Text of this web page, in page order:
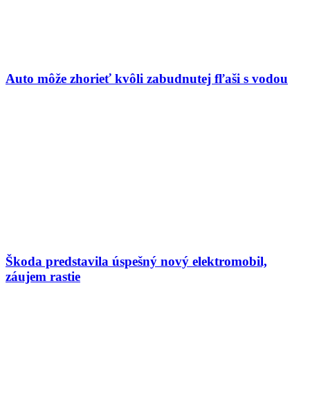
Auto môže zhorieť kvôli zabudnutej fľaši s vodou
Škoda predstavila úspešný nový elektromobil,
záujem rastie